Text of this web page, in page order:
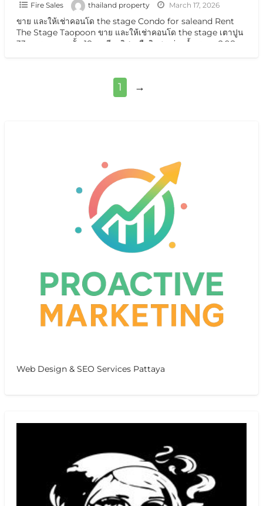
Fire Sales thailand property March 17, 2026
ขาย และให้เช่าคอนโด the stage Condo for saleand Rent
The Stage Taopoon ขาย และให้เช่าคอนโด the stage เตาปูน
33 ตารางเมตร ชั้น 18 ระเบียงทิศเหนือวิวสระว่ายน้ำ ราคา 2.98
1 →
Web Design & SEO Services Pattaya